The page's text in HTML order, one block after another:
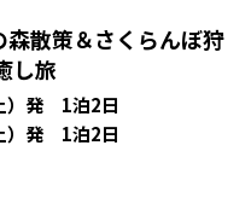
散策＆さくらんぼ狩
し旅
）発 1泊2日
）発 1泊2日